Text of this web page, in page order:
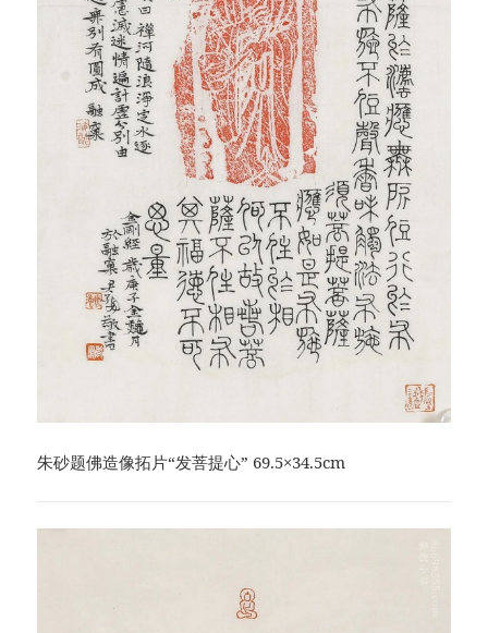
朱砂题佛造像拓片“发菩提心” 69.5×34.5cm